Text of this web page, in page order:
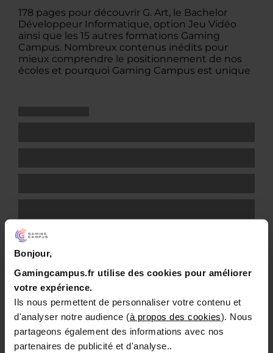
Bonjour,
Gamingcampus.fr utilise des cookies pour améliorer
votre expérience.
Ils nous permettent de personnaliser votre contenu et
d'analyser notre audience (à propos des cookies). Nous
partageons également des informations avec nos
partenaires de publicité et d'analyse..
178 pages pour découvrir G. Art, le Bachelor
Développeur Informatique, option Jeu Vidéo
ainsi que les 15 autres formations Gaming
Campus. Nombreux contenus inédits pour
mieux comprendre le positionnement de nos
écoles et pourquoi Gaming Campus est unique